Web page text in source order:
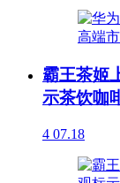
霸王茶姬
示茶饮咖
4 07.18